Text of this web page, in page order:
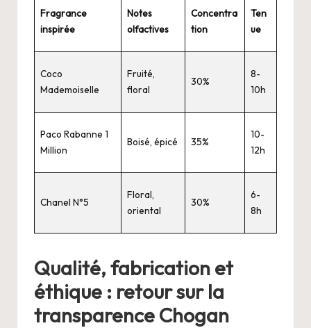
Fragrance
inspirée
Notes
olfactives
Concentra
tion
Ten
ue
Coco
Mademoiselle
Fruité,
floral
30%
8-
10h
Paco Rabanne 1
Million
Boisé, épicé 35%
10-
12h
Chanel N°5
Floral,
oriental
30%
6-
8h
Qualité, fabrication et
éthique : retour sur la
transparence Chogan